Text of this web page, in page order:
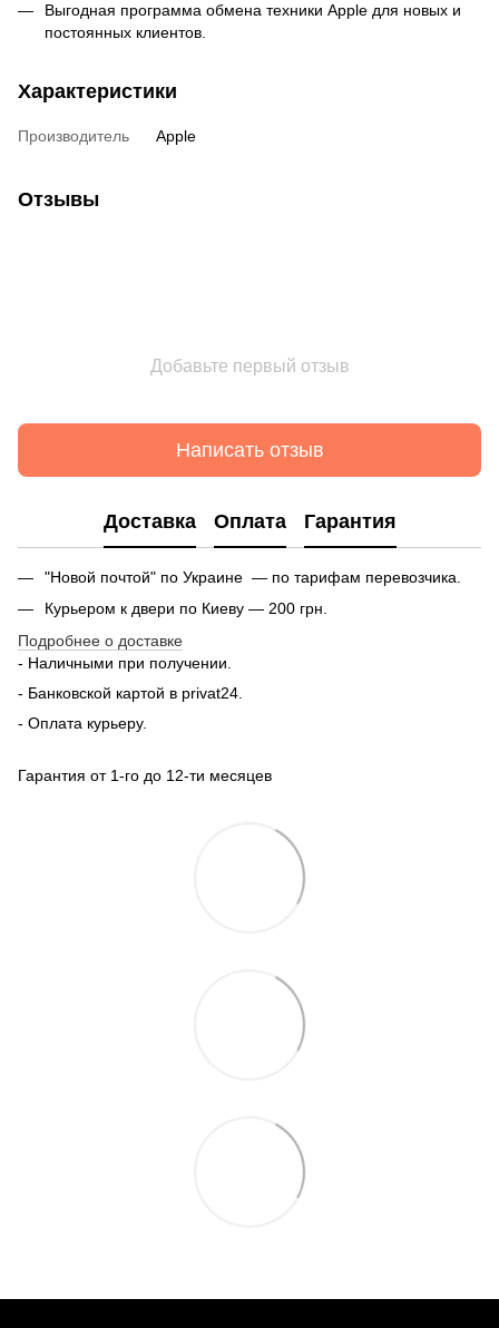
Выгодная программа обмена техники Apple для новых и
постоянных клиентов.
Характеристики
Производитель Apple
Отзывы
Добавьте первый отзыв
Написать отзыв
Доставка Оплата Гарантия
"Новой почтой" по Украине — по тарифам перевозчика.
Курьером к двери по Киеву — 200 грн.
Подробнее о доставке
- Наличными при получении.
- Банковской картой в privat24.
- Оплата курьеру.
Гарантия от 1-го до 12-ти месяцев